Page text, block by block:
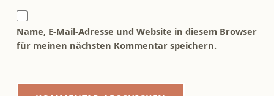
Name, E-Mail-Adresse und Website in diesem Browser
für meinen nächsten Kommentar speichern.